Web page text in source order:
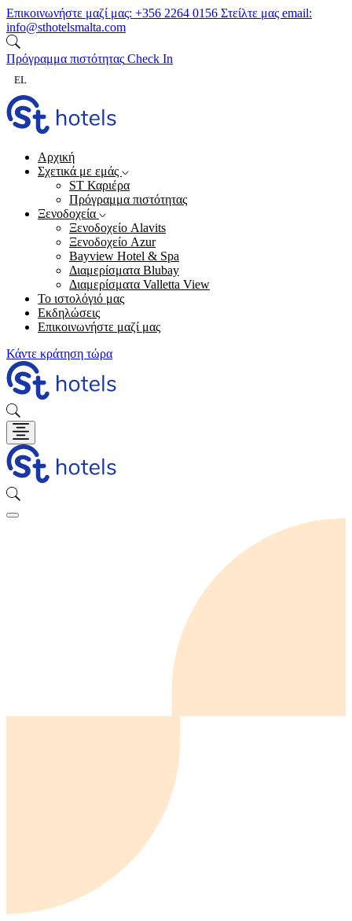
Μετάβαση στο περιεχόμενο
Επικοινωνήστε μαζί μας: +356 2264 0156 Στείλτε μας email:
info@sthotelsmalta.com
Πρόγραμμα πιστότητας Check In
EL
Αρχική
Σχετικά με εμάς
ST Καριέρα
Πρόγραμμα πιστότητας
Ξενοδοχεία
Ξενοδοχείο Alavits
Ξενοδοχείο Azur
Bayview Hotel & Spa
Διαμερίσματα Blubay
Διαμερίσματα Valletta View
Το ιστολόγιό μας
Εκδηλώσεις
Επικοινωνήστε μαζί μας
Κάντε κράτηση τώρα